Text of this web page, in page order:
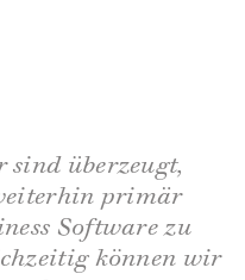
überzeugt,
primär
Software zu
können wir